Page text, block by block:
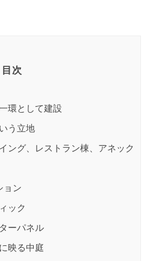
目次
環として建設
う立地
ング、レストラン棟、アネック
ョン
ック
ーパネル
映る中庭